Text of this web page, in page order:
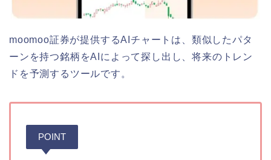
moomoo証券が提供するAIチャートは、類似したパタ
ーンを持つ銘柄をAIによって探し出し、将来のトレン
ドを予測するツールです。
POINT